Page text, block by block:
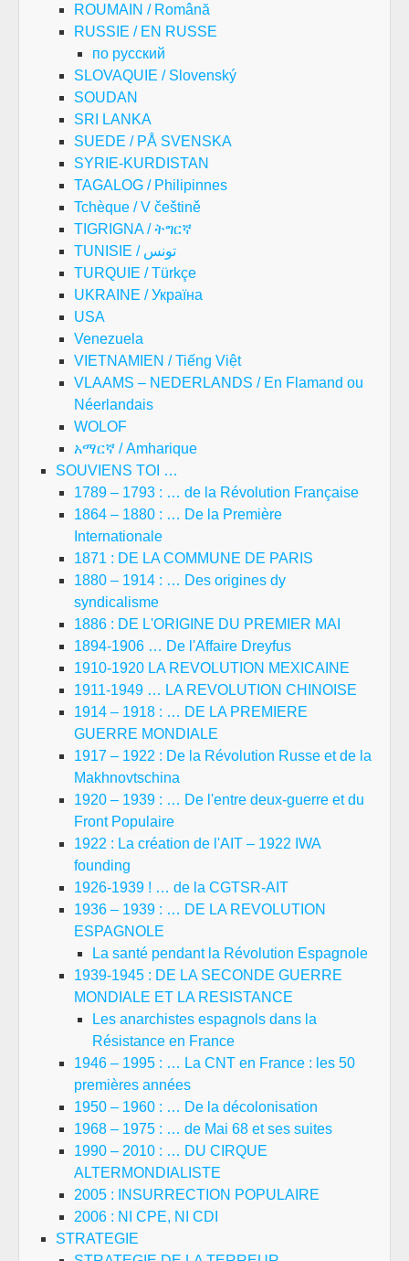
ROUMAIN / Română
RUSSIE / EN RUSSE
по русский
SLOVAQUIE / Slovenský
SOUDAN
SRI LANKA
SUEDE / PÅ SVENSKA
SYRIE-KURDISTAN
TAGALOG / Philipinnes
Tchèque / V češtině
TIGRIGNA / ትግርኛ
TUNISIE / تونس
TURQUIE / Türkçe
UKRAINE / Україна
USA
Venezuela
VIETNAMIEN / Tiếng Việt
VLAAMS – NEDERLANDS / En Flamand ou
Néerlandais
WOLOF
አማርኛ / Amharique
SOUVIENS TOI …
1789 – 1793 : … de la Révolution Française
1864 – 1880 : … De la Première
Internationale
1871 : DE LA COMMUNE DE PARIS
1880 – 1914 : … Des origines dy
syndicalisme
1886 : DE L'ORIGINE DU PREMIER MAI
1894-1906 … De l'Affaire Dreyfus
1910-1920 LA REVOLUTION MEXICAINE
1911-1949 … LA REVOLUTION CHINOISE
1914 – 1918 : … DE LA PREMIERE
GUERRE MONDIALE
1917 – 1922 : De la Révolution Russe et de la
Makhnovtschina
1920 – 1939 : … De l'entre deux-guerre et du
Front Populaire
1922 : La création de l'AIT – 1922 IWA
founding
1926-1939 ! … de la CGTSR-AIT
1936 – 1939 : … DE LA REVOLUTION
ESPAGNOLE
La santé pendant la Révolution Espagnole
1939-1945 : DE LA SECONDE GUERRE
MONDIALE ET LA RESISTANCE
Les anarchistes espagnols dans la
Résistance en France
1946 – 1995 : … La CNT en France : les 50
premières années
1950 – 1960 : … De la décolonisation
1968 – 1975 : … de Mai 68 et ses suites
1990 – 2010 : … DU CIRQUE
ALTERMONDIALISTE
2005 : INSURRECTION POPULAIRE
2006 : NI CPE, NI CDI
STRATEGIE